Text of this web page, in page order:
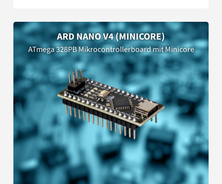
ARD NANO V4 (MINICORE)
ATmega 328PB Mikrocontrollerboard mit Minicore